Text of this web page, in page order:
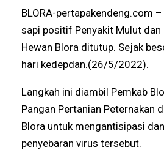
BLORA-pertapakendeng.com
sapi positif Penyakit Mulut dan
Hewan Blora ditutup. Sejak
hari kedepdan.(26/5/2022).
Langkah ini diambil Pemkab
Pangan Pertanian Peternakan
Blora untuk mengantisipasi
penyebaran virus tersebut.